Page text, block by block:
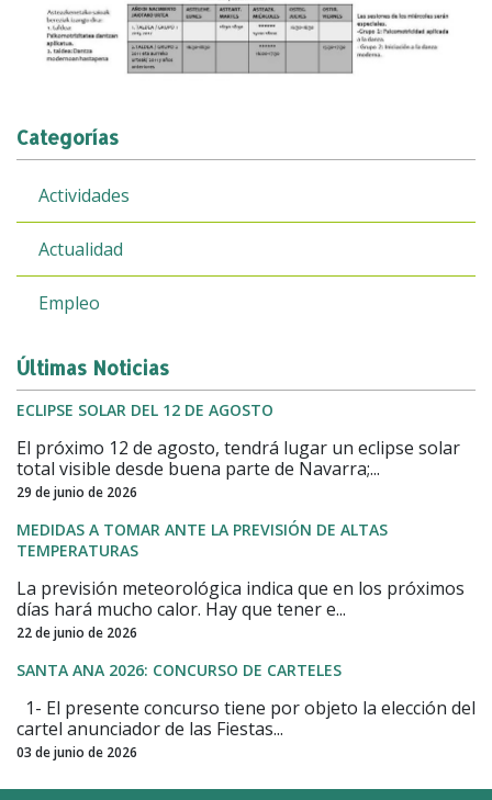
Categorías
Actividades
Actualidad
Empleo
Últimas Noticias
ECLIPSE SOLAR DEL 12 DE AGOSTO
El próximo 12 de agosto, tendrá lugar un eclipse solar
total visible desde buena parte de Navarra;...
29 de junio de 2026
MEDIDAS A TOMAR ANTE LA PREVISIÓN DE ALTAS
TEMPERATURAS
La previsión meteorológica indica que en los próximos
días hará mucho calor. Hay que tener e...
22 de junio de 2026
SANTA ANA 2026: CONCURSO DE CARTELES
1- El presente concurso tiene por objeto la elección del
cartel anunciador de las Fiestas...
03 de junio de 2026